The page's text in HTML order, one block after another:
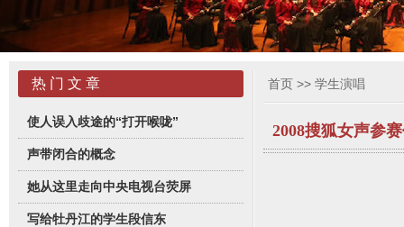
热 门 文 章
使人误入歧途的“打开喉咙”
声带闭合的概念
她从这里走向中央电视台荧屏
写给牡丹江的学生段信东
首页 >> 学生演唱
2008搜狐女声参